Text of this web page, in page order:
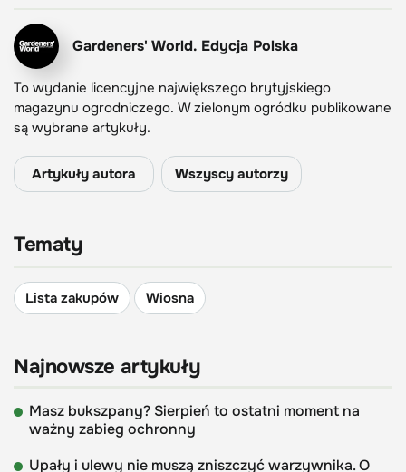
Gardeners' World. Edycja Polska
To wydanie licencyjne największego brytyjskiego
magazynu ogrodniczego. W zielonym ogródku publikowane
są wybrane artykuły.
Artykuły autora Wszyscy autorzy
Tematy
Lista zakupów Wiosna
Najnowsze artykuły
Masz bukszpany? Sierpień to ostatni moment na
ważny zabieg ochronny
Upały i ulewy nie muszą zniszczyć warzywnika. O